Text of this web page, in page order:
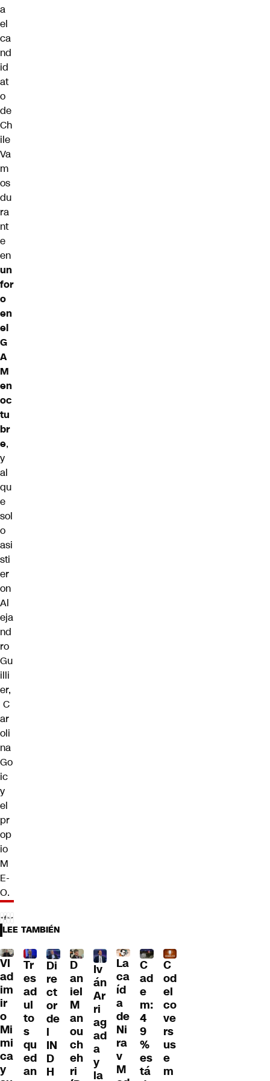
a
el
ca
nd
id
at
o
de
Ch
ile
Va
m
os
du
ra
nt
e
en
un
for
o
en
el
G
A
M
en
oc
tu
br
e,
y
al
qu
e
sol
o
asi
sti
er
on
Al
eja
nd
ro
Gu
illi
er,
C
ar
oli
na
Go
ic
y
el
pr
op
io
M
E-
O.
LEE TAMBIÉN
Vl
ad
im
ir
o
Mi
mi
ca
y
Tr
es
ad
ul
to
s
qu
ed
an
Di
re
ct
or
de
l
IN
D
H
D
an
iel
M
an
ou
ch
eh
ri
Iv
án
Ar
ri
ag
ad
a
y
la
La
ca
íd
a
de
Ni
ra
v
M
C
ad
e
m:
4
9
%
es
tá
C
od
el
co
ve
rs
us
e
m